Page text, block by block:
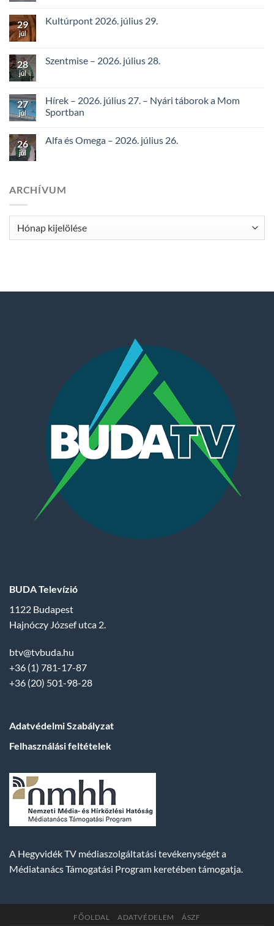
29
júl
Kultúrpont 2026. július 29.
28
júl
Szentmise – 2026. július 28.
27
júl
Hírek – 2026. július 27. – Nyári táborok a Mom
Sportban
26
júl
Alfa és Omega – 2026. július 26.
ARCHÍVUM
Archívum
BUDA Televízió
1122 Budapest
Hajnóczy József utca 2.
btv@tvbuda.hu
+36 (1) 781-17-87
+36 (20) 501-98-28
Adatvédelmi Szabályzat
Felhasználási feltételek
A Hegyvidék TV médiaszolgáltatási tevékenységét a
Médiatanács Támogatási Program keretében támogatja.
FŐOLDAL ADATVÉDELEM ÁSZF